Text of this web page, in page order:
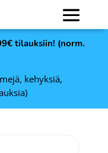
tilauksiin! (norm.
kehyksiä,